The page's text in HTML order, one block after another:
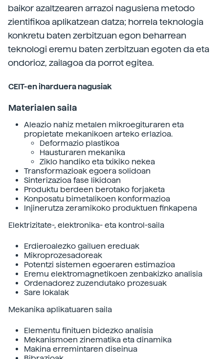
baikor azaltzearen arrazoi nagusiena metodo
zientifikoa aplikatzean datza; horrela teknologia
konkretu baten zerbitzuan egon beharrean
teknologi eremu baten zerbitzuan egoten da eta
ondorioz, zailagoa da porrot egitea.
CEIT-en iharduera nagusiak
Materialen saila
Aleazio nahiz metalen mikroegituraren eta
propietate mekanikoen arteko erlazioa.
Deformazio plastikoa
Hausturaren mekanika
Ziklo handiko eta txikiko nekea
Transformazioak egoera solidoan
Sinterizazioa fase likidoan
Produktu berdeen berotako forjaketa
Konposatu bimetalikoen konformazioa
Injinerutza zeramikoko produktuen finkapena
Elektrizitate-, elektronika- eta kontrol-saila
Erdieroalezko gailuen ereduak
Mikroprozesadoreak
Potentzi sistemen egoeraren estimazioa
Eremu elektromagnetikoen zenbakizko analisia
Ordenadorez zuzendutako prozesuak
Sare lokalak
Mekanika aplikatuaren saila
Elementu finituen bidezko analisia
Mekanismoen zinematika eta dinamika
Makina erremintaren diseinua